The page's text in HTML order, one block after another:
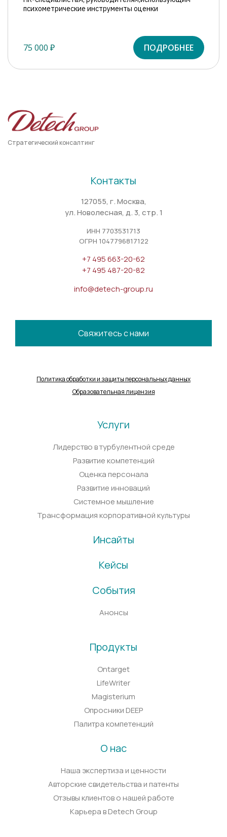
психометрические инструменты оценки
75 000 ₽ ПОДРОБНЕЕ
Стратегический консалтинг
Контакты
127055, г. Москва,
ул. Новолесная, д. 3, стр. 1
ИНН 7703531713
ОГРН 1047796817122
+7 495 663-20-62
+7 495 487-20-82
info@detech-group.ru
Свяжитесь с нами
Политика обработки и защиты персональных данных
Образовательная лицензия
Услуги
Лидерство в турбулентной среде
Развитие компетенций
Оценка персонала
Развитие инноваций
Системное мышление
Трансформация корпоративной культуры
Инсайты
Кейсы
События
Анонсы
Продукты
Ontarget
LifeWriter
Magisterium
Опросники DEEP
Палитра компетенций
О нас
Наша экспертиза и ценности
Авторские свидетельства и патенты
Отзывы клиентов о нашей работе
Карьера в Detech Group